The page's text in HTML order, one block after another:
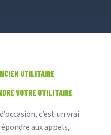
UTILITAIRE
VOTRE UTILITAIRE
c’est un vrai
aux appels,